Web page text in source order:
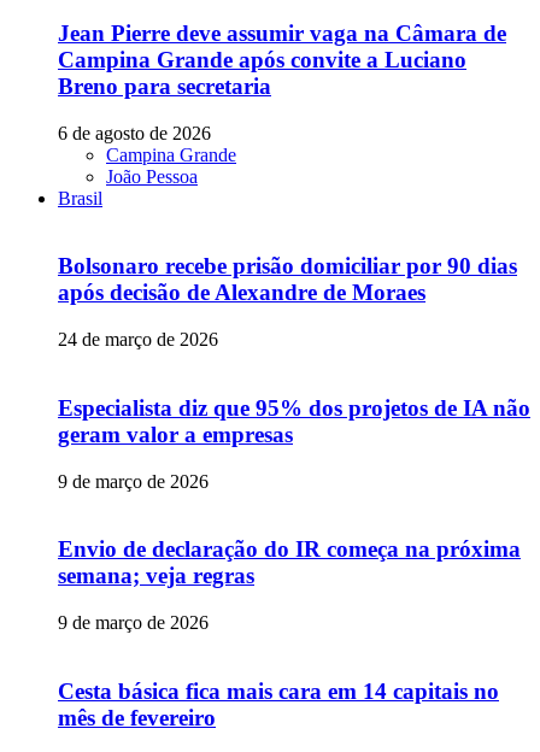
Jean Pierre deve assumir vaga na Câmara de
Campina Grande após convite a Luciano
Breno para secretaria
6 de agosto de 2026
Campina Grande
João Pessoa
Brasil
Bolsonaro recebe prisão domiciliar por 90 dias
após decisão de Alexandre de Moraes
24 de março de 2026
Especialista diz que 95% dos projetos de IA não
geram valor a empresas
9 de março de 2026
Envio de declaração do IR começa na próxima
semana; veja regras
9 de março de 2026
Cesta básica fica mais cara em 14 capitais no
mês de fevereiro